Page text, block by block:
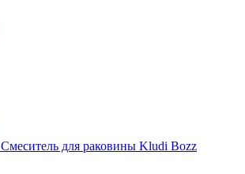
Смеситель для раковины Kludi Bozz